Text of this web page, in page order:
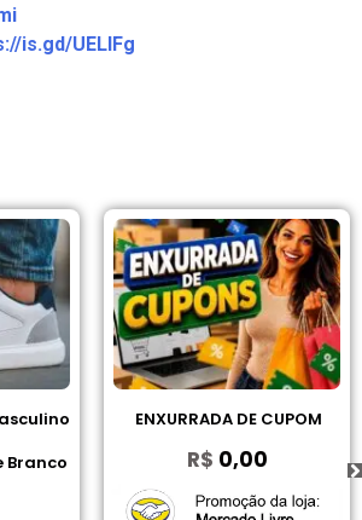
is.gd/UELlFg
ENXURRADA DE CUPOM
R$0,00